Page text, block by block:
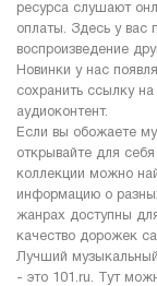
ресурса слушают
оплаты. Здесь у вас
воспроизведение
Новинки у нас
сохранить ссылку
аудиоконтент.
Если вы обожаете
открывайте для
коллекции можно
информацию о
жанрах доступны
качество дорожек
Лучший
- это 101.ru. Тут